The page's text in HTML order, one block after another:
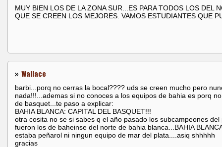
MUY BIEN LOS DE LA ZONA SUR...ES PARA TODOS LOS DEL
QUE SE CREEN LOS MEJORES. VAMOS ESTUDIANTES QUE
» Wallace
barbi...porq no cerras la bocal???? uds se creen mucho pero
nada!!!...ademas si no conoces a los equipos de bahia es porq
de basquet...te paso a explicar:
BAHIA BLANCA: CAPITAL DEL BASQUET!!!
otra cosita no se si sabes q el año pasado los subcampeones del
fueron los de baheinse del norte de bahia blanca...BAHIA
estaba peñarol ni ningun equipo de mar del plata....asiq shhhhh
gracias